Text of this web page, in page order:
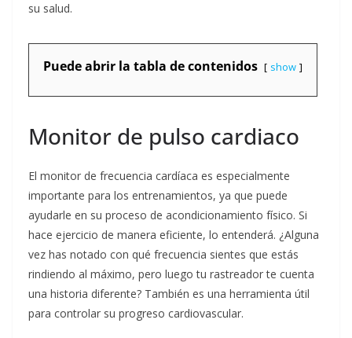
su salud.
Puede abrir la tabla de contenidos show
Monitor de pulso cardiaco
El monitor de frecuencia cardíaca es especialmente
importante para los entrenamientos, ya que puede
ayudarle en su proceso de acondicionamiento físico. Si
hace ejercicio de manera eficiente, lo entenderá. ¿Alguna
vez has notado con qué frecuencia sientes que estás
rindiendo al máximo, pero luego tu rastreador te cuenta
una historia diferente? También es una herramienta útil
para controlar su progreso cardiovascular.